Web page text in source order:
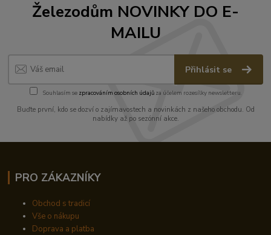
Železodům NOVINKY DO E-
MAILU
Přihlásit se
Souhlasím se zpracováním osobních údajůza účelem rozesílky newsletteru.
Buďte první, kdo se dozví o zajímavostech a novinkách z našeho obchodu. Od
nabídky až po sezónní akce.
PRO ZÁKAZNÍKY
Obchod s tradicí
Vše o nákupu
Doprava a platba